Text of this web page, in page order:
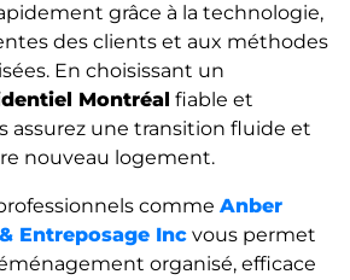
grâce à la technologie,
des clients et aux méthodes
En choisissant un
Montréal fiable et
assurez une transition fluide et
nouveau logement.
comme Anber
Entreposage Inc vous permet
organisé, efficace